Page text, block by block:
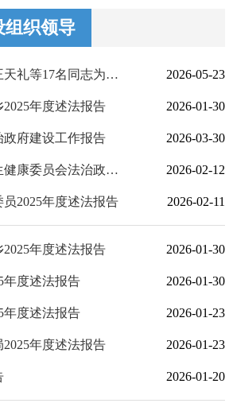
组织领导
2026-05-23
关于拟聘、续聘王天礼等17名同志为县人民政府行政执法监督员的公告
2026-01-30
年度述法报告
2026-03-30
政府建设工作报告
2026-02-12
2025年博湖县卫生健康委员会法治政府建设工作报告
2026-02-11
2025年度述法报告
2026-01-30
年度述法报告
2026-01-30
年度述法报告
2026-01-23
年度述法报告
2026-01-23
年度述法报告
2026-01-20